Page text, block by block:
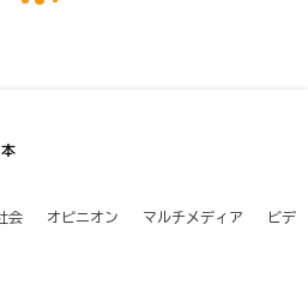
会 オピニオン マルチメディア ビデ